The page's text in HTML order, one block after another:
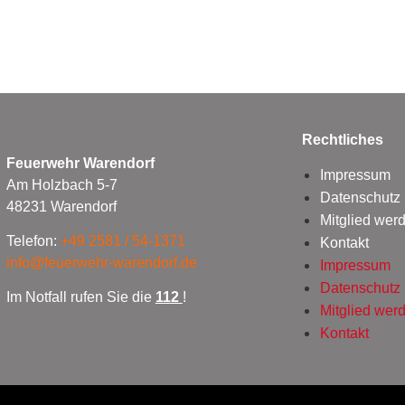
Feuerwehr Warendorf
Am Holzbach 5-7
48231 Warendorf
Telefon: +49 2581 / 54-1371
info@feuerwehr-warendorf.de
Im Notfall rufen Sie die 112 !
Rechtliches
Impressum
Datenschutz
Mitglied
Kontakt
Impressum
Datenschutz
Mitglied
Kontakt